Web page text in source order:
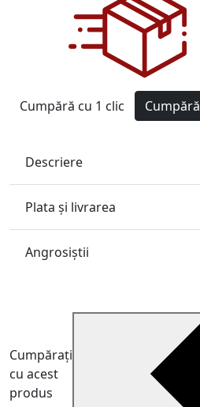
Cumpără cu 1 clic Cumpără
Descriere
Plata și livrarea
Angrosiştii
Cumpărați
cu acest
produs